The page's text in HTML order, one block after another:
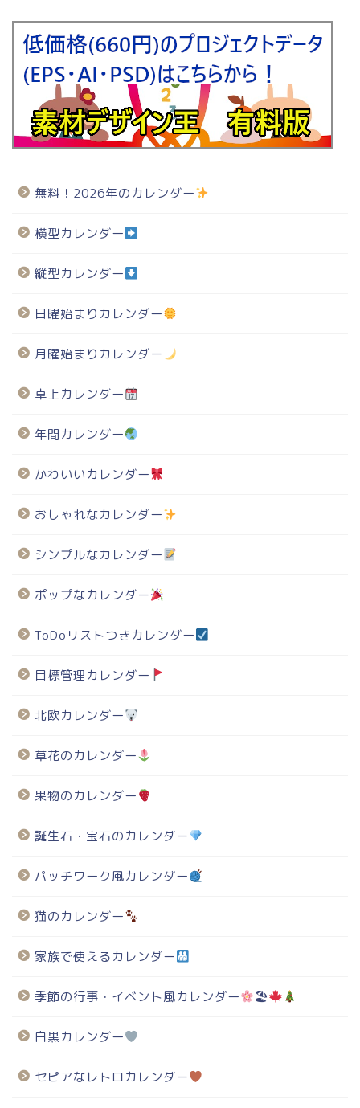
無料！2026年のカレンダー
横型カレンダー
縦型カレンダー
日曜始まりカレンダー
月曜始まりカレンダー
卓上カレンダー
年間カレンダー
かわいいカレンダー
おしゃれなカレンダー
シンプルなカレンダー
ポップなカレンダー
ToDoリストつきカレンダー
目標管理カレンダー
北欧カレンダー
草花のカレンダー
果物のカレンダー
誕生石・宝石のカレンダー
パッチワーク風カレンダー
猫のカレンダー
家族で使えるカレンダー
季節の行事・イベント風カレンダー 🏖
白黒カレンダー
セピアなレトロカレンダー